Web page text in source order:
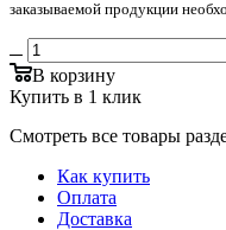
заказываемой продукции
В корзину
Купить в 1 клик
Смотреть все товары
Как купить
Оплата
Доставка